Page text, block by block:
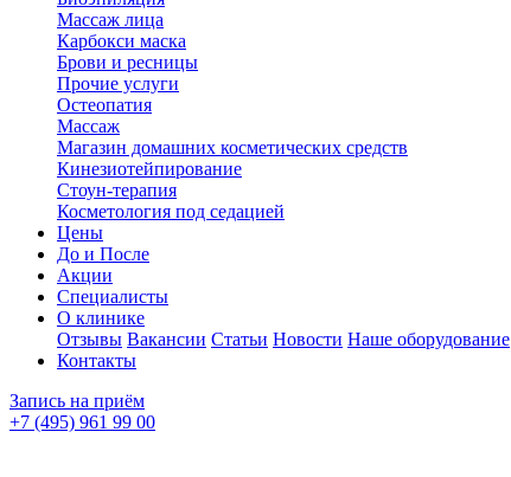
Массаж лица
Карбокси маска
Брови и ресницы
Прочие услуги
Остеопатия
Массаж
Магазин домашних косметических средств
Кинезиотейпирование
Стоун-терапия
Косметология под седацией
Цены
До и После
Акции
Специалисты
О клинике
Отзывы Вакансии Статьи Новости Наше оборудование
Контакты
Запись на приём
+7 (495) 961 99 00